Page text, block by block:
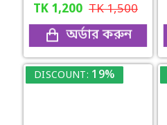
TK 1,200 TK1,500
অর্ডার করুন
DISCOUNT: 19%